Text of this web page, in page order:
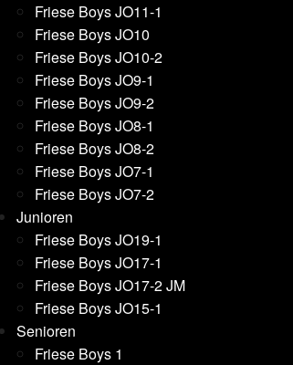
Friese Boys JO11-1
Friese Boys JO10
Friese Boys JO10-2
Friese Boys JO9-1
Friese Boys JO9-2
Friese Boys JO8-1
Friese Boys JO8-2
Friese Boys JO7-1
Friese Boys JO7-2
Junioren
Friese Boys JO19-1
Friese Boys JO17-1
Friese Boys JO17-2 JM
Friese Boys JO15-1
Senioren
Friese Boys 1